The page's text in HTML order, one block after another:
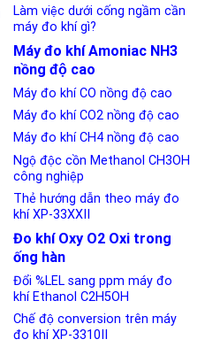
Làm việc dưới cống ngầm cần
máy đo khí gì?
Máy đo khí Amoniac NH3
nồng độ cao
Máy đo khí CO nồng độ cao
Máy đo khí CO2 nồng độ cao
Máy đo khí CH4 nồng độ cao
Ngộ độc cồn Methanol CH3OH
công nghiệp
Thẻ hướng dẫn theo máy đo
khí XP-33XXII
Đo khí Oxy O2 Oxi trong
ống hàn
Đổi %LEL sang ppm máy đo
khí Ethanol C2H5OH
Chế độ conversion trên máy
đo khí XP-3310II